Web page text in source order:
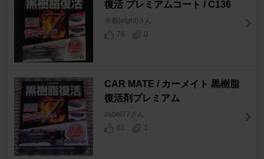
復活 プレミアムコート / C136
永都[eight]さん
76
0
CAR MATE / カーメイト 黒樹脂
復活剤プレミアム
zabel77さん
61
1